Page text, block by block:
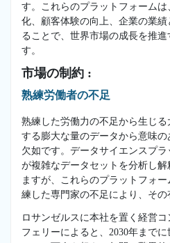
す。これらのプラットフォーム
化、顧客体験の向上、企業の業
ることで、世界市場の成長を推
す。
市場の制約 :
熟練労働者の不足
熟練した労働力の不足から生じ
する膨大な量のデータから意味
欠如です。データサイエンスプ
が複雑なデータセットを分析し
ますが、これらのプラットフォ
練した専門家の不足により、その
ロサンゼルスに本社を置く経営
フェリーによると、2030年まで